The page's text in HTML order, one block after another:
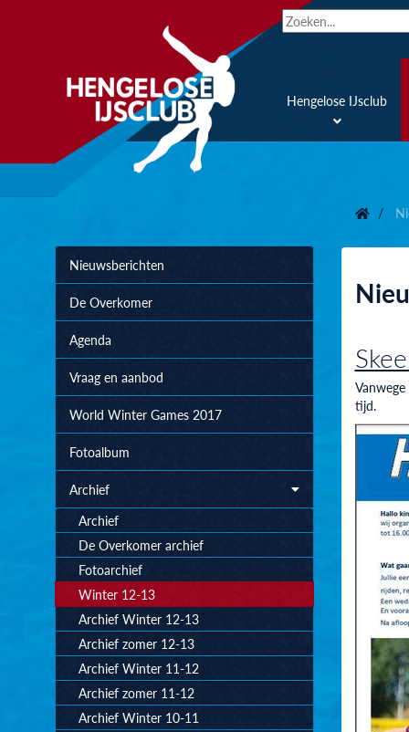
Hengelose IJsclub
Nieuwsberichten
De Overkomer
Agenda
Vraag en aanbod
World Winter Games 2017
Fotoalbum
Archief
Archief
De Overkomer archief
Fotoarchief
Winter 12-13
Archief Winter 12-13
Archief zomer 12-13
Archief Winter 11-12
Archief zomer 11-12
Archief Winter 10-11
tijd.